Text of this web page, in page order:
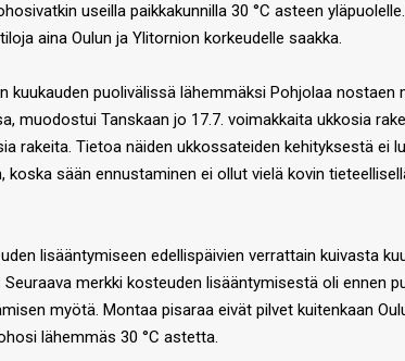
useilla paikkakunnilla 30 °C asteen
aina Oulun ja Ylitornion korkeudelle saakka.
puolivälissä lähemmäksi Pohjolaa
Tanskaan jo 17.7. voimakkaita ukkosia
rakeita. Tietoa näiden ukkossateiden kehityksestä ei
sään ennustaminen ei ollut vielä kovin
lisääntymiseen edellispäivien verrattain kuivasta
merkki kosteuden lisääntymisestä oli ennen
myötä. Montaa pisaraa eivät pilvet kuitenkaan
lähemmäs 30 °C astetta.